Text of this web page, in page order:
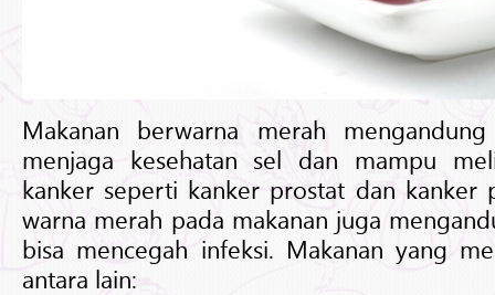
Makanan berwarna merah
menjaga kesehatan sel dan mampu
kanker seperti kanker prostat dan kanker
warna merah pada makanan juga
bisa mencegah infeksi. Makanan yang
antara lain: